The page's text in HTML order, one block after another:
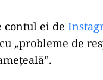
contul ei de
„probleme de